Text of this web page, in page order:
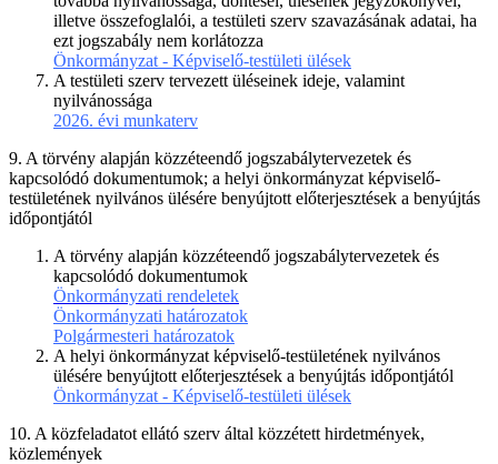
illetve összefoglalói, a testületi szerv szavazásának adatai, ha
ezt jogszabály nem korlátozza
Önkormányzat - Képviselő-testületi ülések
A testületi szerv tervezett üléseinek ideje, valamint
nyilvánossága
2026. évi munkaterv
9. A törvény alapján közzéteendő jogszabálytervezetek és
kapcsolódó dokumentumok; a helyi önkormányzat képviselő-
testületének nyilvános ülésére benyújtott előterjesztések a benyújtás
időpontjától
A törvény alapján közzéteendő jogszabálytervezetek és
kapcsolódó dokumentumok
Önkormányzati rendeletek
Önkormányzati határozatok
Polgármesteri határozatok
A helyi önkormányzat képviselő-testületének nyilvános
ülésére benyújtott előterjesztések a benyújtás időpontjától
Önkormányzat - Képviselő-testületi ülések
10. A közfeladatot ellátó szerv által közzétett hirdetmények,
közlemények